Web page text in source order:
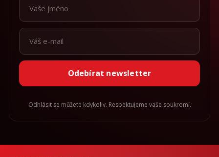
Odebírat newsletter
Odhlásit se můžete kdykoliv. Respektujeme vaše soukromí.